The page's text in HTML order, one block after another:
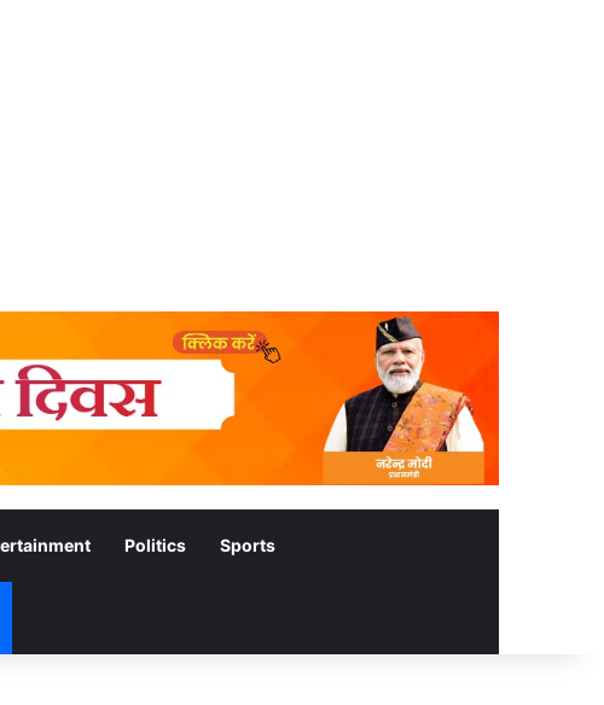
Politics Sports